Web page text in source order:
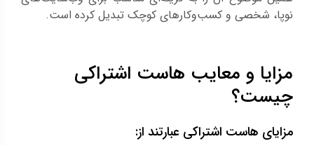
نوپا، شخصی و کسب‌وکارهای کوچک تبدیل کرده است.
مزایا و معایب هاست اشتراکی
چیست؟
مزایای هاست اشتراکی عبارتند از: